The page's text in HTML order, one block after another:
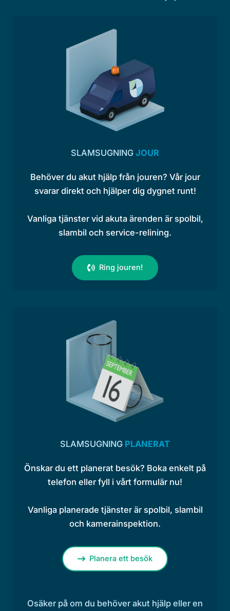
SLAMSUGNING JOUR
Behöver du akut hjälp från jouren? Vår jour
svarar direkt och hjälper dig dygnet runt!
Vanliga tjänster vid akuta ärenden är spolbil,
slambil och service-relining.
Ring jouren!
SLAMSUGNING PLANERAT
Önskar du ett planerat besök? Boka enkelt på
telefon eller fyll i vårt formulär nu!
Vanliga planerade tjänster är spolbil, slambil
och kamerainspektion.
Planera ett besök
Osäker på om du behöver akut hjälp eller en